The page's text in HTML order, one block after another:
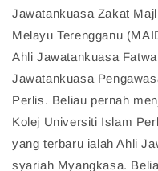
Jawatankuasa Zakat
Melayu Terengganu
Ahli Jawatankuasa
Jawatankuasa
Perlis. Beliau pernah
Kolej Universiti Islam
yang terbaru ialah Ahli
syariah Myangkasa.